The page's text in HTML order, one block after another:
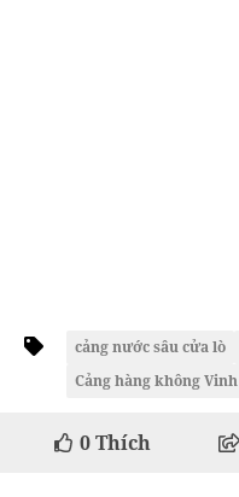
cảng nước sâu cửa lò
Cảng hàng không Vinh
0Thích